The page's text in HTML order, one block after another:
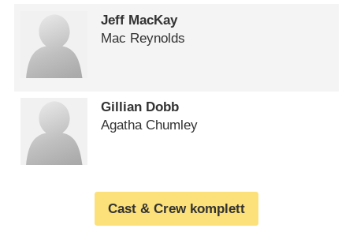
Jeff MacKay
Mac Reynolds
Gillian Dobb
Agatha Chumley
Cast & Crew komplett